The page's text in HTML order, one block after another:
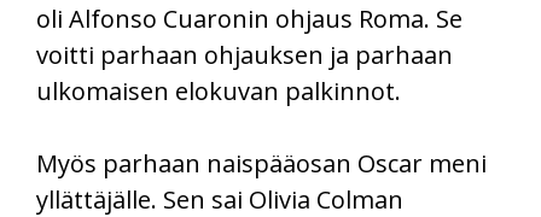
oli Alfonso Cuaronin ohjaus Roma. Se
voitti parhaan ohjauksen ja parhaan
ulkomaisen elokuvan palkinnot.
Myös parhaan naispääosan Oscar meni
yllättäjälle. Sen sai Olivia Colman